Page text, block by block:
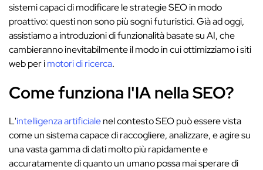
sistemi capaci di modificare le strategie SEO in modo
proattivo: questi non sono più sogni futuristici. Già ad oggi,
assistiamo a introduzioni di funzionalità basate su AI, che
cambieranno inevitabilmente il modo in cui ottimizziamo i siti
web per imotori di ricerca.
Come funziona l'IA nella SEO?
L'intelligenza artificialenel contesto SEO può essere vista
come un sistema capace di raccogliere, analizzare, e agire su
una vasta gamma di dati molto più rapidamente e
accuratamente di quanto un umano possa mai sperare di